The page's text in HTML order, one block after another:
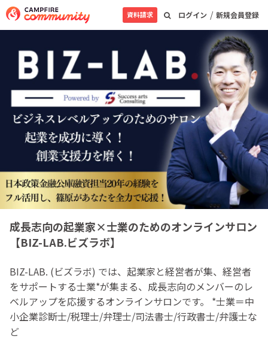
ログイン / 新規会員登録
資料請求
成長志向の起業家×士業のためのオンラインサロン
【BIZ-LAB.ビズラボ】
BIZ-LAB. (ビズラボ) では、起業家と経営者が集、経営者
をサポートする士業*が集まる、成長志向のメンバーのレ
ベルアップを応援するオンラインサロンです。 *士業＝中
小企業診断士/税理士/弁理士/司法書士/行政書士/弁護士な
ど